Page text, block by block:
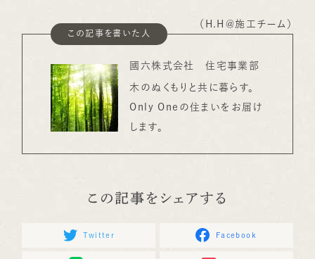
（H.H＠施工チーム）
この記事を書いた人
國六株式会社 住宅事業部
木のぬくもりと共に暮らす。
Only Oneの住まいをお届け
します。
この記事をシェアする
Twitter Facebook